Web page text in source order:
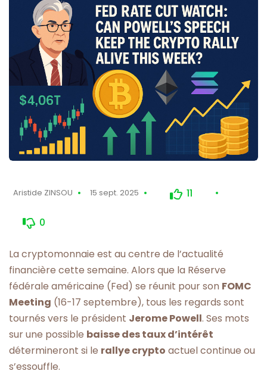
Aristide ZINSOU 15 sept. 2025 11
0
La cryptomonnaie est au centre de l’actualité
financière cette semaine. Alors que la Réserve
fédérale américaine (Fed) se réunit pour son FOMC
Meeting (16-17 septembre), tous les regards sont
tournés vers le président Jerome Powell. Ses mots
sur une possible baisse des taux d’intérêt
détermineront si le rallye crypto actuel continue ou
s’essouffle.